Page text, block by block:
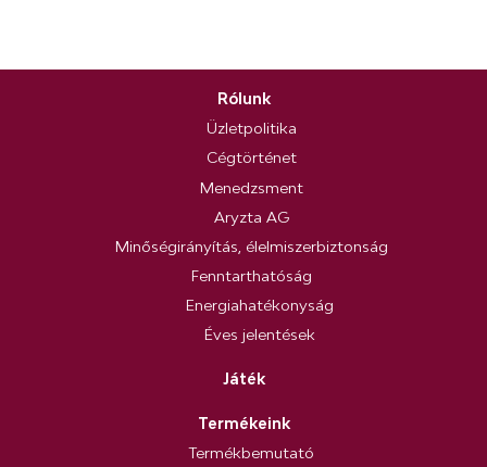
Rólunk
Üzletpolitika
Cégtörténet
Menedzsment
Aryzta AG
Minőségirányítás, élelmiszerbiztonság
Fenntarthatóság
Energiahatékonyság
Éves jelentések
Játék
Termékeink
Termékbemutató